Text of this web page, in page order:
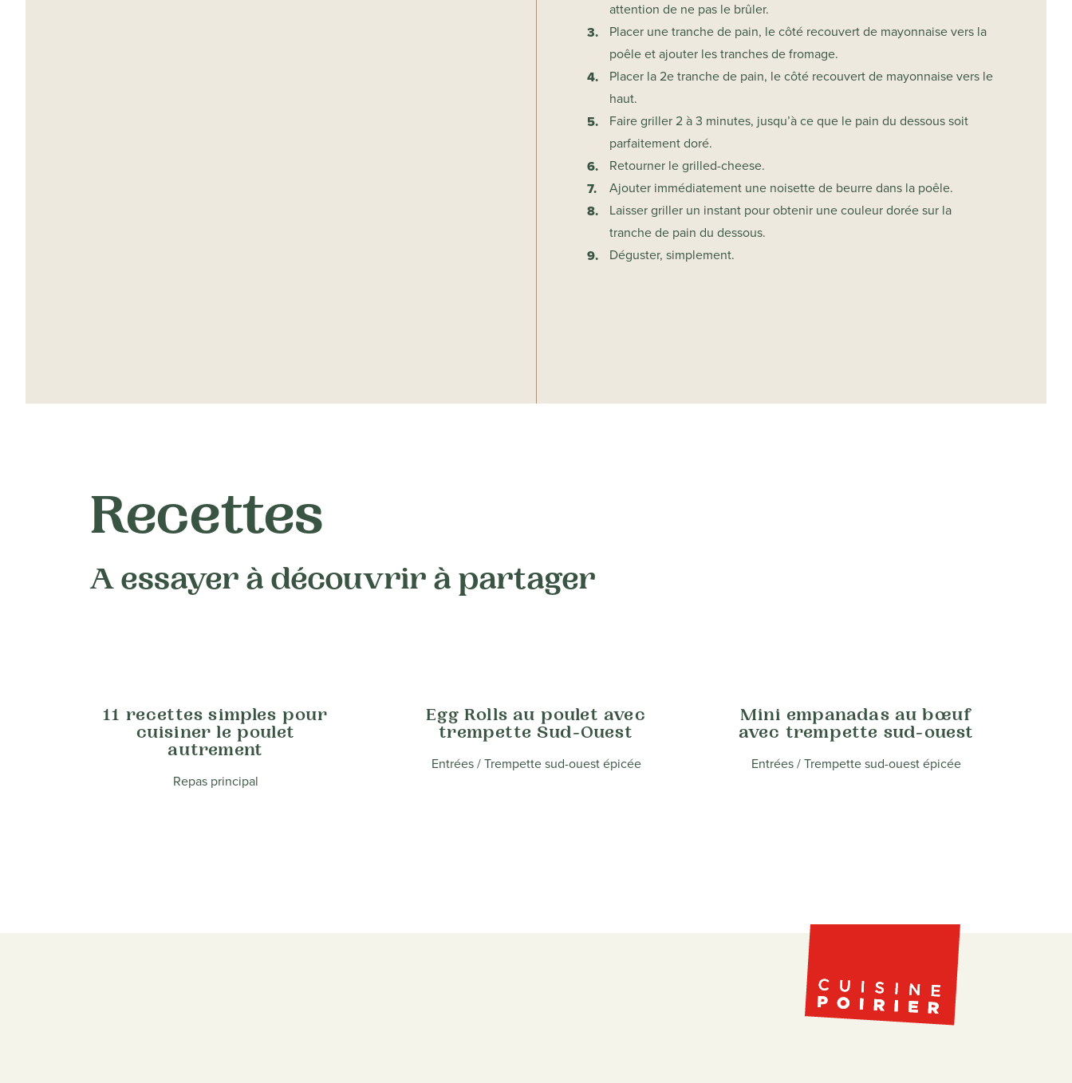
attention de ne pas le brûler.
Placer une tranche de pain, le côté recouvert de mayonnaise vers la
poêle et ajouter les tranches de fromage.
Placer la 2e tranche de pain, le côté recouvert de mayonnaise vers le
haut.
Faire griller 2 à 3 minutes, jusqu’à ce que le pain du dessous soit
parfaitement doré.
Retourner le grilled-cheese.
Ajouter immédiatement une noisette de beurre dans la poêle.
Laisser griller un instant pour obtenir une couleur dorée sur la
tranche de pain du dessous.
Déguster, simplement.
Recettes
A essayer à découvrir à partager
11 recettes simples pour
cuisiner le poulet
autrement
Repas principal
Egg Rolls au poulet avec
trempette Sud-Ouest
Entrées/ Trempette sud-ouest épicée
Mini empanadas au bœuf
avec trempette sud-ouest
Entrées / Trempette sud-ouest épicée